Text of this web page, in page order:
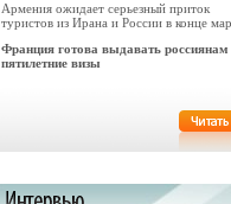
Армения ожидает серьезный приток
туристов из Ирана и России в конце
Франция готова выдавать россиянам
пятилетние визы